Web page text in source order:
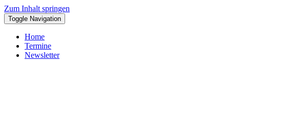
Zum Inhalt springen
Toggle Navigation
Home
Termine
Newsletter